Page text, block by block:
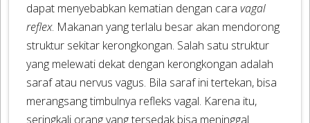
dapat menyebabkan kematian dengan caravagal
reflex. Makanan yang terlalu besar akan mendorong
struktur sekitar kerongkongan. Salah satu struktur
yang melewati dekat dengan kerongkongan adalah
saraf atau nervus vagus. Bila saraf ini tertekan, bisa
merangsang timbulnya refleks vagal. Karena itu,
seringkali orang yang tersedak bisa meninggal